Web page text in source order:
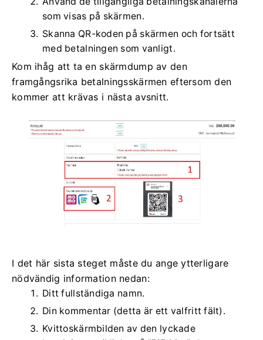
som visas på skärmen.
Skanna QR-koden på skärmen och fortsätt
med betalningen som vanligt.
Kom ihåg att ta en skärmdump av den
framgångsrika betalningsskärmen eftersom den
kommer att krävas i nästa avsnitt.
I det här sista steget måste du ange ytterligare
nödvändig information nedan:
Ditt fullständiga namn.
Din kommentar (detta är ett valfritt fält).
Kvittoskärmbilden av den lyckade